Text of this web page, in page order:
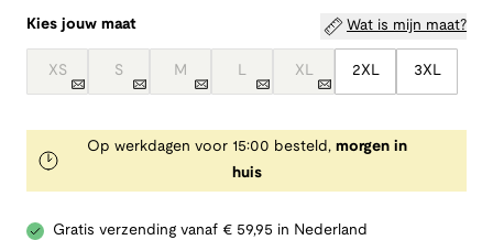
Kies jouw maat Wat is mijn maat?
XS S M L XL 2XL 3XL
Op werkdagen voor 15:00 besteld, morgen in
huis
Gratis verzending vanaf € 59,95 in Nederland